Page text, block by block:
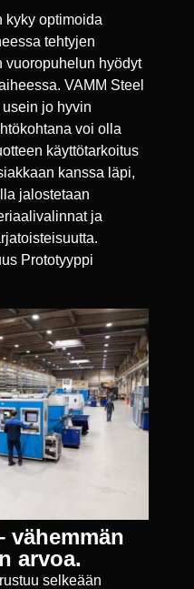
kyky optimoida
tehtyjen
vuoropuhelun hyödyt
VAMM Steel
jo hyvin
voi olla
käyttötarkoitus
kanssa läpi,
jalostetaan
ja
Prototyyppi
vähemmän
arvoa.
selkeään